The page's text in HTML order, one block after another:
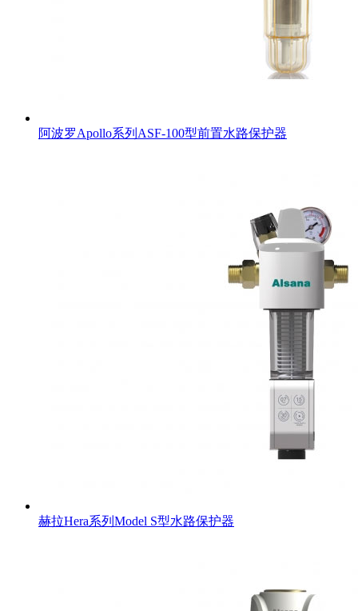
阿波罗Apollo系列ASF-100型前置水路保护器
赫拉Hera系列Model S型水路保护器